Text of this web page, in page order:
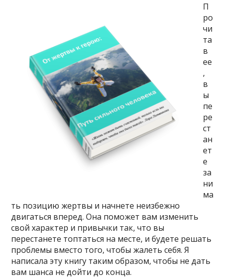
П
ро
чи
та
в
ее
,
в
ы
пе
ре
ст
ан
ет
е
за
ни
ма
ть позицию жертвы и начнете неизбежно
двигаться вперед. Она поможет вам изменить
свой характер и привычки так, что вы
перестанете топтаться на месте, и будете решать
проблемы вместо того, чтобы жалеть себя. Я
написала эту книгу таким образом, чтобы не дать
вам шанса не дойти до конца.